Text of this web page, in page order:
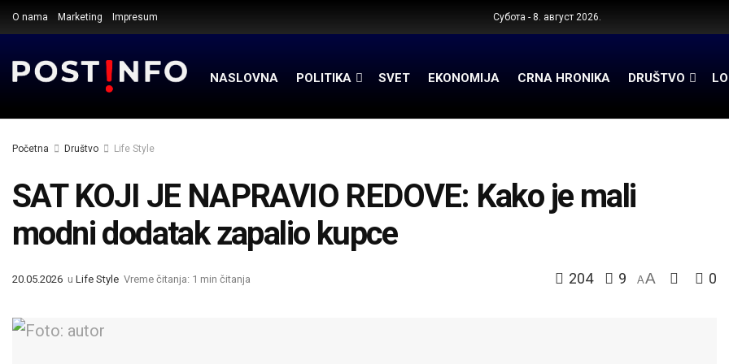
O nama Marketing Impresum Субота - 8. август 2026.
NASLOVNA POLITIKA SVET EKONOMIJA CRNA HRONIKA DRUŠTVO
Početna Društvo Life Style
SAT KOJI JE NAPRAVIO REDOVE: Kako je mali
modni dodatak zapalio kupce
20.05.2026 u Life Style Vreme čitanja: 1 min čitanja 204 9 AA 0